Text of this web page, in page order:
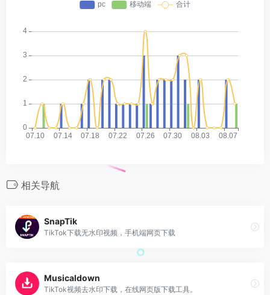
相关导航
SnapTik
TikTok下载无水印视频，手机端网页下载
Musicaldown
TikTok视频去水印下载，在线网页版下载工具。